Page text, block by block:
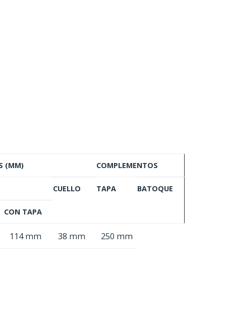
(MM) COMPLEMENTOS
CUELLO TAPA BATOQUE
CON TAPA
114 mm 38 mm 250 mm